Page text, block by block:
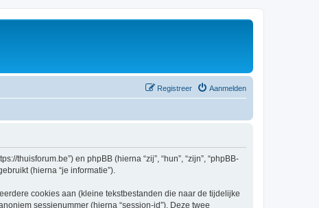
Aanmelden
Registreer
thuisforum.be”) en phpBB (hierna “zij”, “hun”, “zijn”, “phpBB-
(hierna “je informatie”).
cookies aan (kleine tekstbestanden die naar de tijdelijke
sessienummer (hierna “session-id”). Deze twee